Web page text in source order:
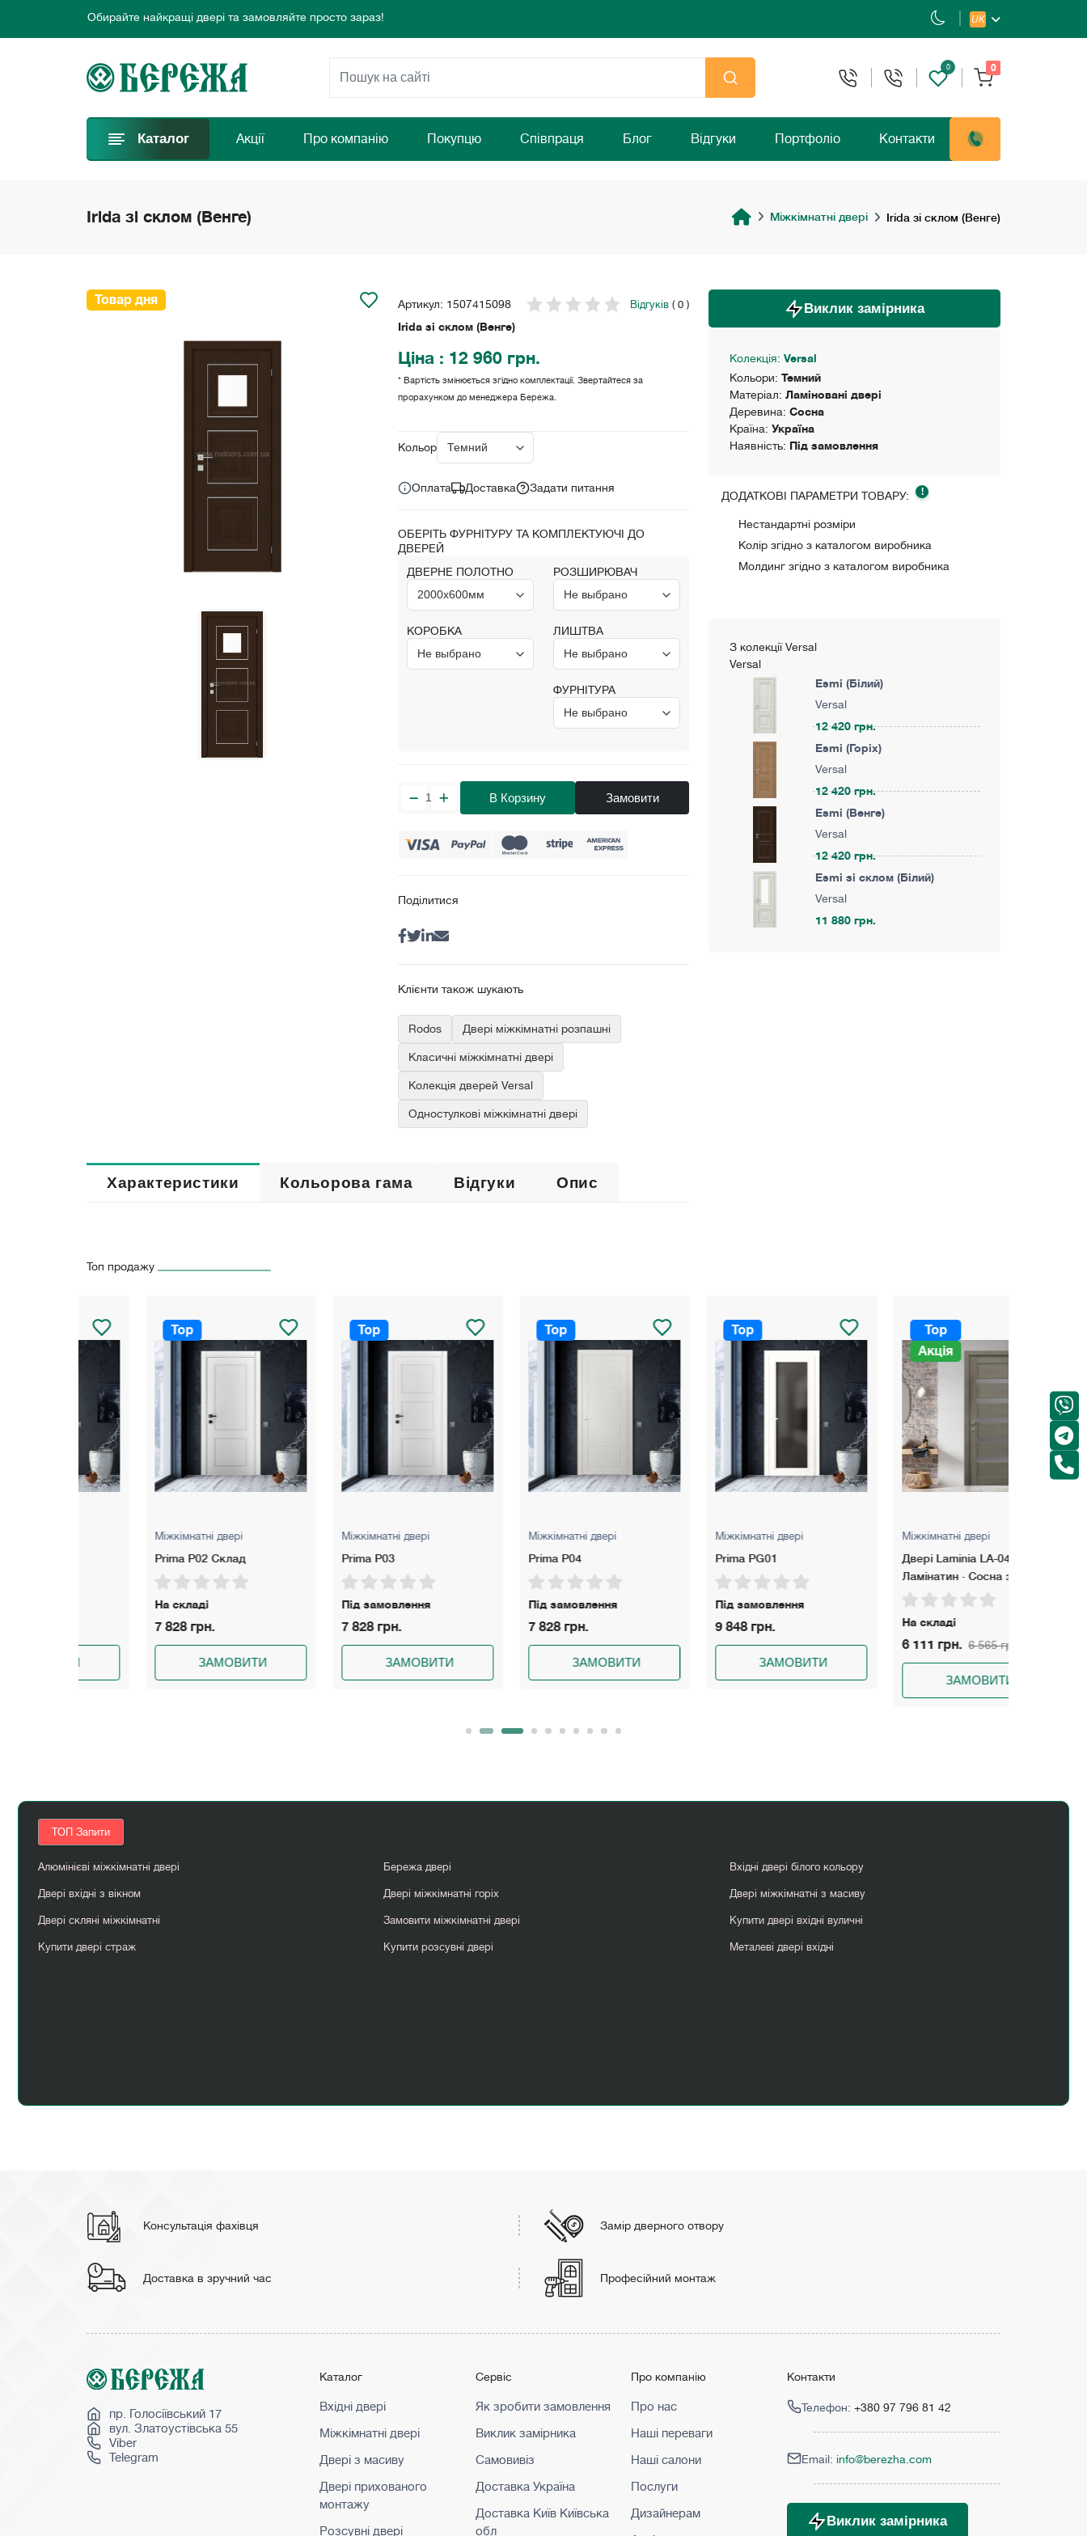
Ласкаво просимо до інтернет-магазину дверей Бережа!
Обирайте найкращі двері та замовляйте просто зараз!
UK
0 0
Каталог Акції Про компанію Покупцю Співпраця Блог Відгуки Портфоліо Контакти
Irida зі склом (Венге) Міжкімнатні двері Irida зі склом (Венге)
Товар дня Артикул: 1507415098 Відгуків ( 0 )
Irida зі склом (Венге)
Ціна : 12 960 грн.
* Вартість змінюється згідно комплектації. Звертайтеся за
прорахунком до менеджера Бережа.
Кольори:
Оплата Доставка Задати питання
ОБЕРІТЬ ФУРНІТУРУ ТА КОМПЛЕКТУЮЧІ ДО
ДВЕРЕЙ
ДВЕРНЕ ПОЛОТНО
КОРОБКА
РОЗШИРЮВАЧ
ЛИШТВА
ФУРНІТУРА
В Корзину Замовити
Поділитися
Клієнти також шукають
Rodos Двері міжкімнатні розпашні
Класичні міжкімнатні двері
Колекція дверей Versal
Одностулкові міжкімнатні двері
Виклик замірника
Колекція: Versal
Кольори: Темний
Матеріал: Ламіновані двері
Деревина: Сосна
Країна: Україна
Наявність: Під замовлення
ДОДАТКОВІ ПАРАМЕТРИ ТОВАРУ: !
Нестандартні розміри
Колір згідно з каталогом виробника
Молдинг згідно з каталогом виробника
З колекції Versal
Versal
Esmi (Білий)
Versal
12 420 грн.
Esmi (Горіх)
Versal
12 420 грн.
Esmi (Венге)
Versal
12 420 грн.
Esmi зі склом (Білий)
Versal
11 880 грн.
Характеристики Кольорова гама Відгуки Опис
Топ продажу
Міжкімнатні двері
Prima P02 Склад
7 828 грн.
ЗАМОВИТИ
Міжкімнатні двері
Під замовлення
7 828 грн.
ЗАМОВИТИ
Міжкімнатні двері
Під замовлення
7 828 грн.
ЗАМОВИТИ
Міжкімнатні двері
Prima PG01
Під замовлення
9 848 грн.
ЗАМОВИТИ
Міжкімнатні двері
Двері Laminia LA-04 Dooris
Ламінатин · Сосна зимня
6 111 грн. 6 565 грн.
ЗАМОВИТИ
ТОП Запити
Алюмінієві міжкімнатні двері Бережа двері Вхідні двері білого кольору
Двері вхідні з вікном Двері міжкімнатні горіх Двері міжкімнатні з масиву
Двері скляні міжкімнатні Замовити міжкімнатні двері Купити двері вхідні вуличні
Купити двері страж Купити розсувні двері Металеві двері вхідні
Консультація фахівця Замір дверного отвору
Доставка в зручний час Професійний монтаж
пр. Голосіївський 17
вул. Златоустівська 55
Viber
Telegram
Каталог
Вхідні двері
Міжкімнатні двері
Двері з масиву
Двері прихованого
монтажу
Розсувні двері
Сервіс
Як зробити замовлення
Виклик замірника
Самовивіз
Доставка Україна
Доставка Київ Київська
обл
Про компанію
Про нас
Наші переваги
Наші салони
Послуги
Дизайнерам
Контакти
Телефон: +380 97 796 81 42
Email: info@berezha.com
Виклик замірника